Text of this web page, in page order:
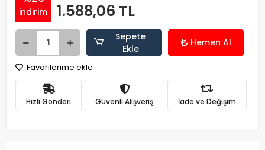
indirim 1.588,06 TL
Sepete
Ekle
Hemen Al
Favorilerime ekle
Hızlı Gönderi Güvenli Alışveriş İade ve Değişim